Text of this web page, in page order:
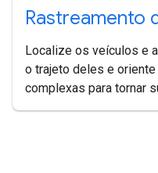
Rastreamento
Localize os veículos e
o trajeto deles e
complexas para tornar